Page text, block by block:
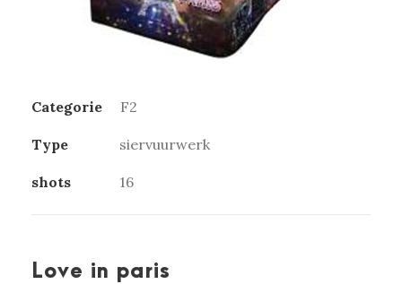
Categorie F2
Type siervuurwerk
shots 16
Love in paris